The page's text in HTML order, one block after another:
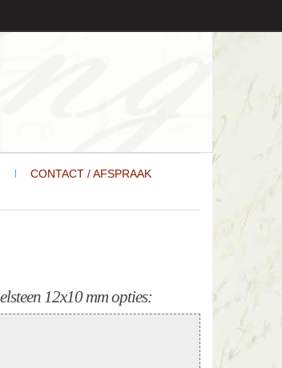
CONTACT / AFSPRAAK
12x10 mm opties: